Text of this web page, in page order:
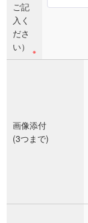
ご記
入く
ださ
い）
※
画像添付
(3つまで)